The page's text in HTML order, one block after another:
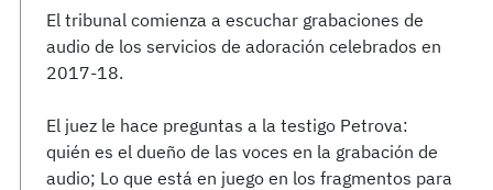
El tribunal comienza a escuchar grabaciones de
audio de los servicios de adoración celebrados en
2017-18.
El juez le hace preguntas a la testigo Petrova:
quién es el dueño de las voces en la grabación de
audio; Lo que está en juego en los fragmentos para